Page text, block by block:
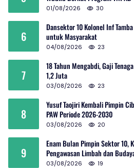
01/08/2026 30
6
Dansektor 10 Kolonel Inf
untuk Masyarakat
04/08/2026 23
7
18 Tahun Mengabdi, Gaji
1,2 Juta
03/08/2026 23
8
Yusuf Taojiri Kembali Pimpin
PAW Periode 2026-2030
03/08/2026 20
9
Enam Bulan Pimpin Sektor 10,
Pengawasan Limbah dan
03/08/2026 19